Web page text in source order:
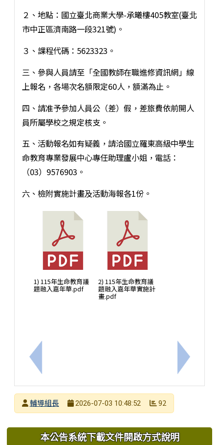
上一筆：國立高雄師範大學辦理115年「教師在職進
２、地點：國立臺北商業大學-承曦樓405教室(臺北
市中正區濟南路一段321號)。
３、課程代碼：5623323。
三、參與人員請至「全國教師在職進修資訊網」線
上報名，各場次名額限定60人，額滿為止。
四、請准予參加人員公（差）假，差旅費依前開人
員所屬學校之規定核支。
五、活動報名如有疑義，請洽國立羅東高級中學生
命教育專業發展中心專任助理盧小姐，電話：
（03）9576903。
六、檢附實施計畫及活動海報各1份。
1) 115年生命教育議
題融入嘉年華.pdf
2) 115年生命教育議
題融入嘉年華實施計
畫.pdf
下一筆：
發布者
輔導組長
2026-07-03 10:48:52 92
下中區域內容
本公告系統下載文件開啟方式說明